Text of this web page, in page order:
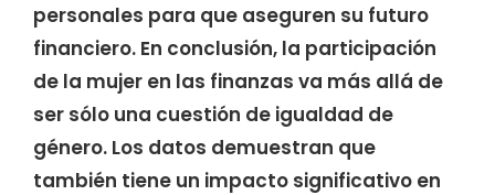
personales para que aseguren su futuro
financiero. En conclusión, la participación
de la mujer en las finanzas va más allá de
ser sólo una cuestión de igualdad de
género. Los datos demuestran que
también tiene un impacto significativo en